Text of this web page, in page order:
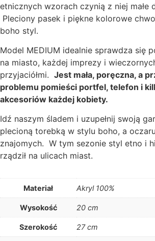
etnicznych wzorach czynią z niej małe
Pleciony pasek i piękne kolorowe
boho styl.
Model MEDIUM idealnie sprawdza się
na miasto, każdej imprezy i
przyjaciółmi. Jest mała, poręczna, a
problemu pomieści portfel, telefon i
akcesoriów każdej kobiety.
Idź naszym śladem i uzupełnij swoją
plecioną torebką w stylu boho, a
znajomych. W tym sezonie styl etno i
rządził na ulicach miast.
Materiał Akryl 100%
Wysokość 20 cm
Szerokość 27 cm